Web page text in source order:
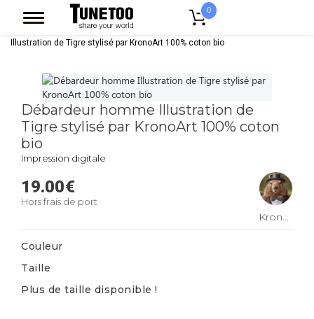
0
Vêtement Homme
Débardeur homme
Illustration de Tigre stylisé par KronoArt 100% coton bio
Débardeur homme Illustration de
Tigre stylisé par KronoArt 100% coton
bio
Impression digitale
19.00€
Hors frais de port
KronoArt
Couleur
Taille
Plus de taille disponible !